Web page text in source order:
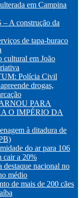
em Campina
A construção da
de tapa-buraco
cultural em João
Polícia Civil
drogas,
PARA
O IMPÉRIO DA
à ditadura de
do ar para 106
cair a 20%
destaque nacional no
médio
de mais de 200 cães